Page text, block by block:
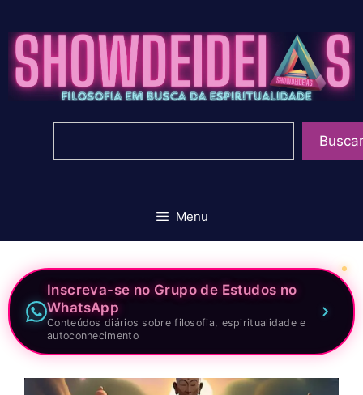
para
conteúdo
Buscar
Menu
Inscreva-se no Grupo de Estudos no
WhatsApp
Conteúdos diários sobre filosofia, espiritualidade e
autoconhecimento